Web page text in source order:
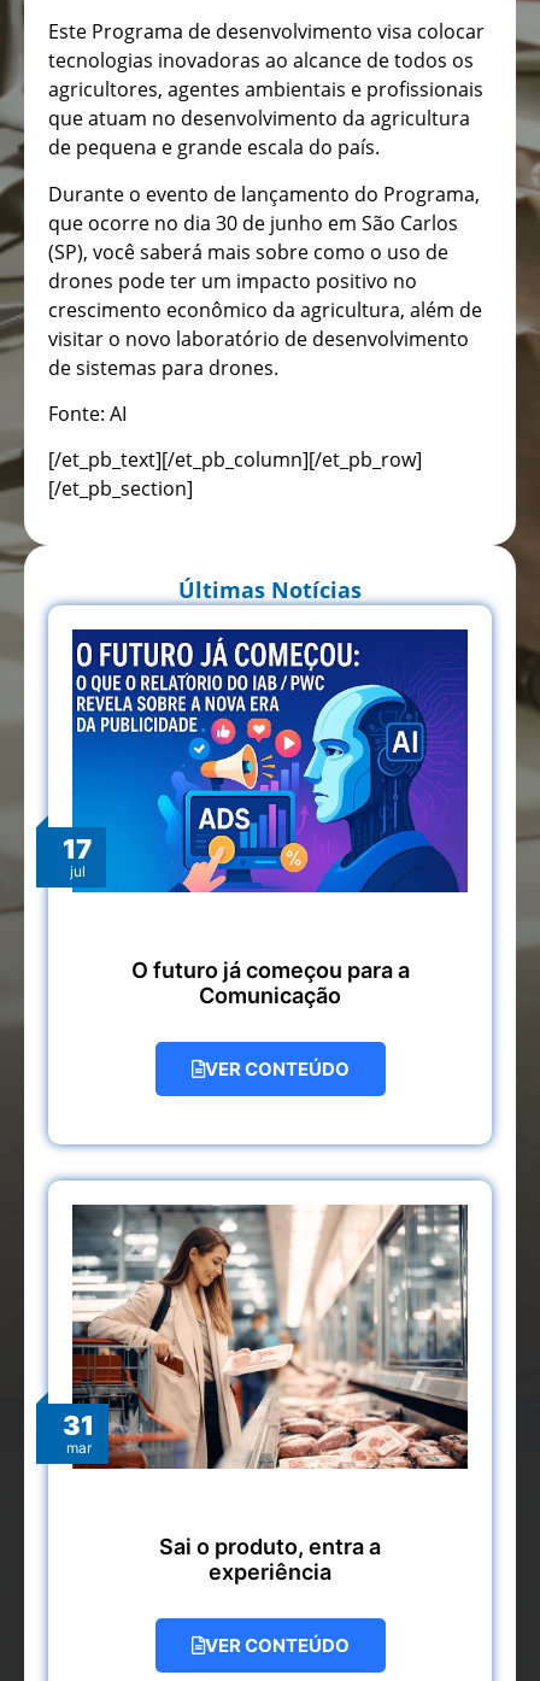
Este Programa de desenvolvimento visa colocar
tecnologias inovadoras ao alcance de todos os
agricultores, agentes ambientais e profissionais
que atuam no desenvolvimento da agricultura
de pequena e grande escala do país.
Durante o evento de lançamento do Programa,
que ocorre no dia 30 de junho em São Carlos
(SP), você saberá mais sobre como o uso de
drones pode ter um impacto positivo no
crescimento econômico da agricultura, além de
visitar o novo laboratório de desenvolvimento
de sistemas para drones.
Fonte: AI
[/et_pb_text][/et_pb_column][/et_pb_row]
[/et_pb_section]
Últimas Notícias
17
jul
O futuro já começou para a
Comunicação
VER CONTEÚDO
31
mar
Sai o produto, entra a
experiência
VER CONTEÚDO